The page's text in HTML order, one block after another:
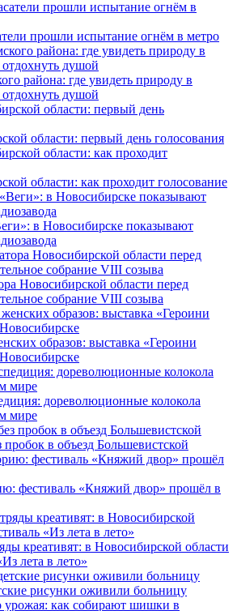
прошли испытание огнём в метро
района: где увидеть природу в
душой
области: первый день голосования
области: как проходит голосование
в Новосибирске показывают
Новосибирской области перед
собрание VIII созыва
образов: выставка «Героини
дореволюционные колокола
мире
в объезд Большевистской
фестиваль «Княжий двор» прошёл в
креативят: в Новосибирской области
лета в лето»
рисунки оживили больницу